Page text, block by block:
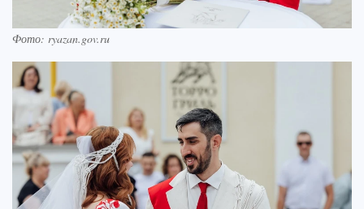
Фото: ryazan.gov.ru